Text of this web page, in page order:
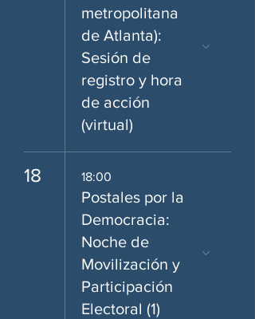
metropolitana
de Atlanta):
Sesión de
registro y hora
de acción
(virtual)
18 18:00
Postales por la
Democracia:
Noche de
Movilización y
Participación
Electoral (1)